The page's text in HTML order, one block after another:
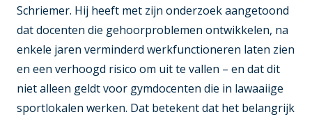
Schriemer. Hij heeft met zijn onderzoek aangetoond
dat docenten die gehoorproblemen ontwikkelen, na
enkele jaren verminderd werkfunctioneren laten zien
en een verhoogd risico om uit te vallen – en dat dit
niet alleen geldt voor gymdocenten die in lawaaiige
sportlokalen werken. Dat betekent dat het belangrijk